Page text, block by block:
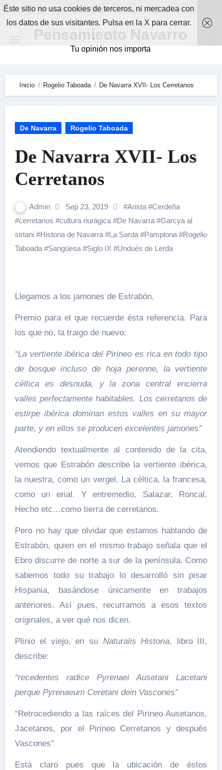
Skip
Pensamiento Navarro
Tu opinión nos importa
Inicio Rogelio Taboada De Navarra XVII- Los Cerretanos
De Navarra Rogelio Taboada
De Navarra XVII- Los
Cerretanos
Admin Sep 23, 2019 #Arista#Cerdeña
#cerretanos #cultura nurágica#De Navarra#Garcya al
sirtani#Historia de Navarra#La Sarda#Pamplona#Rogelio
Taboada#Sangüesa#Siglo IX #Undués de Lerda
Llegamos a los jamones de Estrabón.
Premio para el que recuerde ésta referencia. Para
los que no, la traigo de nuevo:
“La vertiente ibérica del Pirineo es rica en todo tipo
de bosque incluso de hoja perenne, la vertiente
céltica es desnuda, y la zona central encierra
valles perfectamente habitables. Los cerretanos de
estirpe ibérica dominan estos valles en su mayor
parte, y en ellos se producen excelentes jamones”
Atendiendo textualmente al contenido de la cita,
vemos que Estrabón describe la vertiente ibérica,
la nuestra, como un vergel. La céltica, la francesa,
como un erial. Y entremedio, Salazar, Roncal,
Hecho etc…como tierra de cerretanos.
Pero no hay que olvidar que estamos hablando de
Estrabón, quien en el mismo trabajo señala que el
Ebro discurre de norte a sur de la península. Como
sabemos todo su trabajo lo desarrolló sin pisar
Hispania, basándose únicamente en trabajos
anteriores. Así pues, recurramos a esos textos
originales, a ver qué nos dicen.
Plinio el viejo, en su Naturalis Historia, libro III,
describe:
“recedentes radice Pyrenaei Ausetani Lacetani
perque Pyrenaeum Ceretani dein Vascones”
“Retrocediendo a las raíces del Pirineo Ausetanos,
Jacetanos, por el Pirineo Cerretanos y después
Vascones”
Está claro pues que la ubicación de éstos
Éste sitio no usa cookies de terceros, ni mercadea con
los datos de sus visitantes. Pulsa en la X para cerrar.
.
.